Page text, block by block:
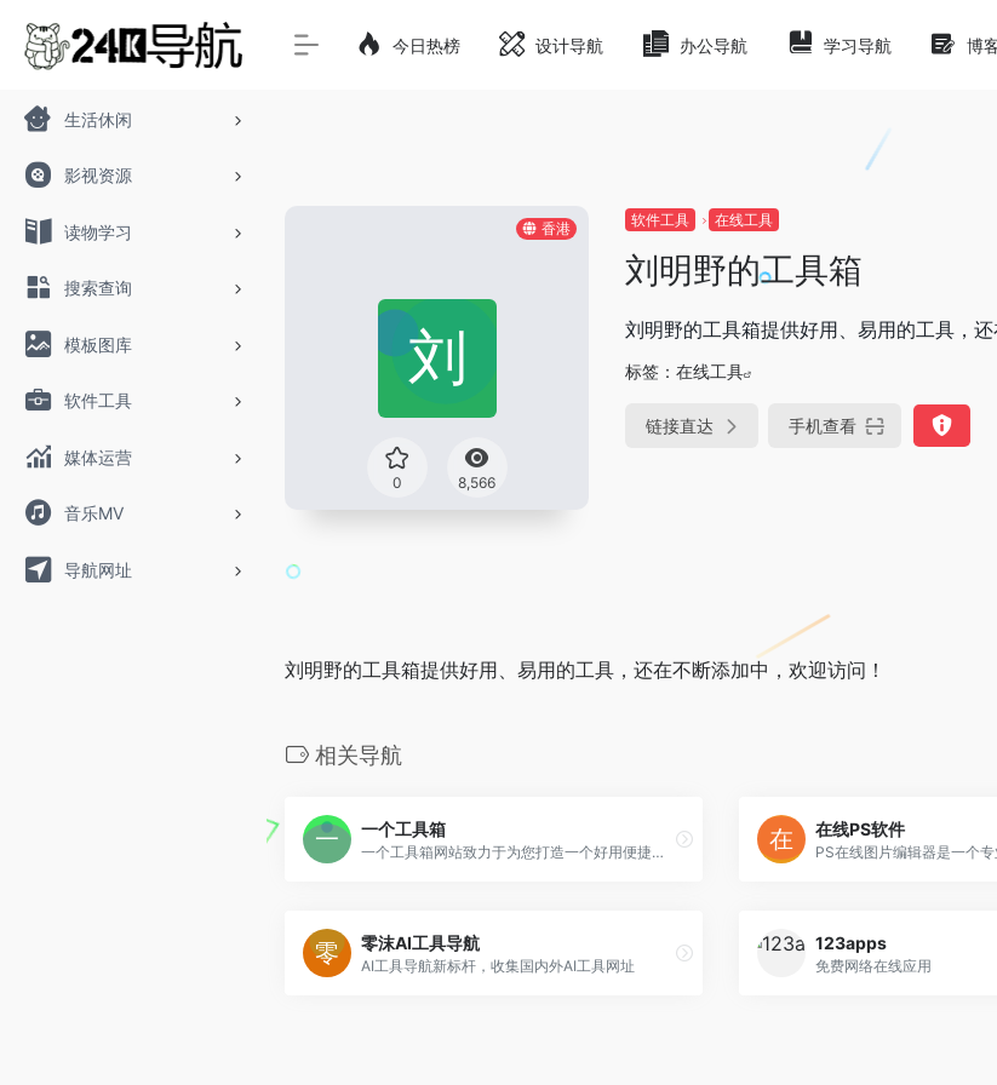
生活休闲
影视资源
读物学习
搜索查询
模板图库
软件工具
媒体运营
音乐MV
导航网址
今日热榜 设计导航 办公导航 学习导航 博
香港
0 8,566
软件工具 在线工具
刘明野的工具箱
刘明野的工具箱提供好用、易用的工具，
标签： 在线工具
链接直达 手机查看
刘明野的工具箱提供好用、易用的工具，还在不断添加中，欢迎访问！
相关导航
一个工具箱
一个工具箱网站致力于为您打造一个好用便捷的在线工具箱，无需注册和下载安装即可免费使用各种在线工具，涉及加密解密、文字编辑、编程开发、单位换算、日期时间、图形图像、金融服务、日常生活、查询服务等诸多种类的在线工具。
在线PS软件
零沫AI工具导航
AI工具导航新标杆，收集国内外AI工具网址
123apps
免费网络在线应用